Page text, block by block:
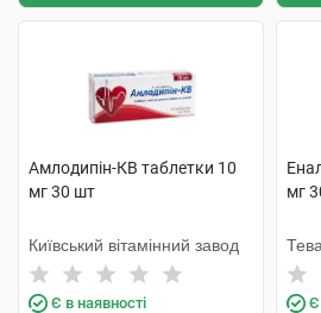
Амлодипін-КВ таблетки 10
мг 30 шт
Київський вітамінний завод
Є в наявності
мг
Є